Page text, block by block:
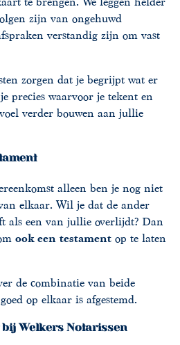
zijn van ongehuwd
verstandig zijn om vast
zorgen dat je begrijpt wat er
precies waarvoor je tekent en
verder bouwen aan jullie
alleen ben je nog niet
elkaar. Wil je dat de ander
als een van jullie overlijdt? Dan
ook een testament op te laten
de combinatie van beide
op elkaar is afgestemd.
Welkers Notarissen